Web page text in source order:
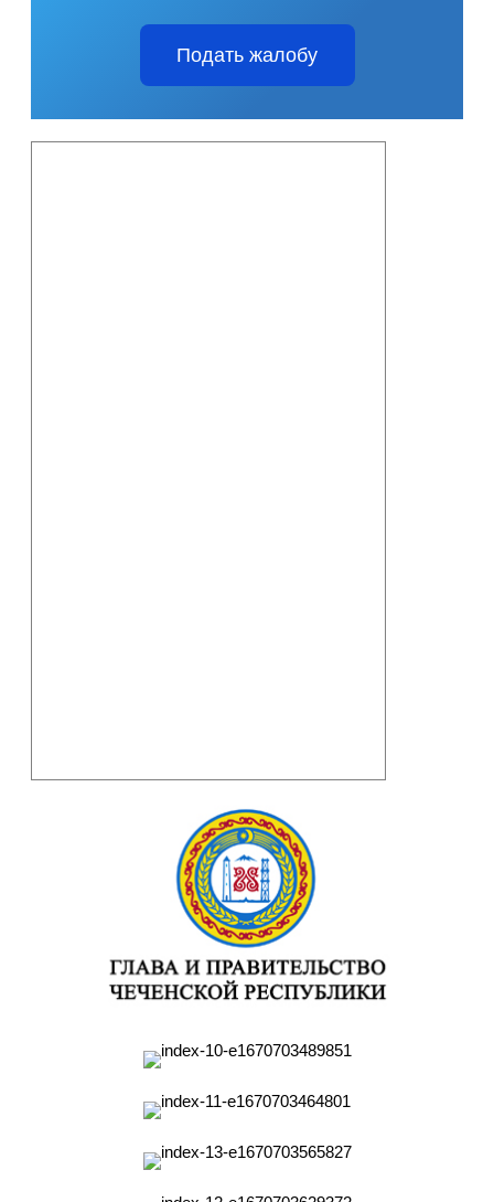
Подать жалобу